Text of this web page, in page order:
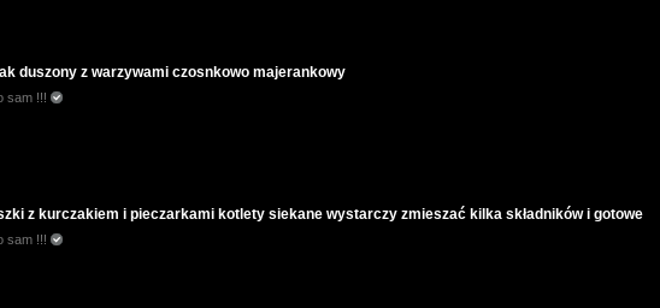
duszony z warzywami czosnkowo majerankowy
sam !!!
z kurczakiem i pieczarkami kotlety siekane wystarczy zmieszać kilka składników i gotowe
sam !!!